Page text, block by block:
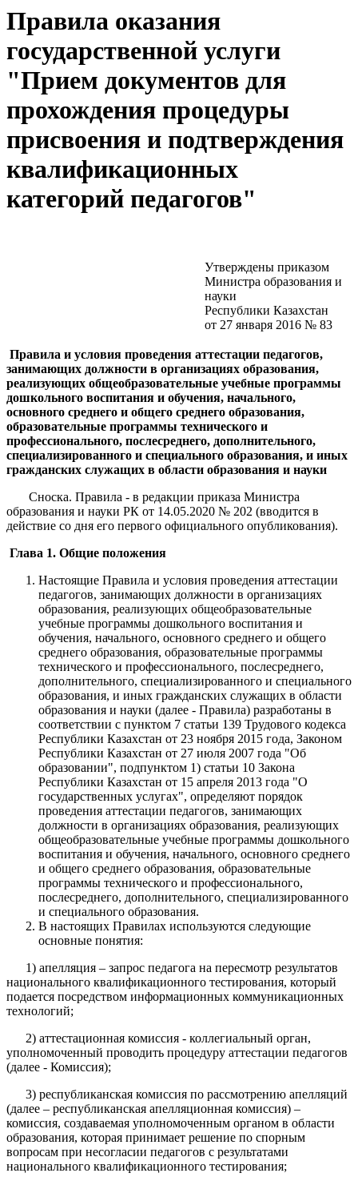
Правила оказания
государственной услуги
"Прием документов для
прохождения процедуры
присвоения и подтверждения
квалификационных
категорий педагогов"
Утверждены приказом
Министра образования и
науки
Республики Казахстан
от 27 января 2016 № 83
Правила и условия проведения аттестации педагогов,
занимающих должности в организациях образования,
реализующих общеобразовательные учебные программы
дошкольного воспитания и обучения, начального,
основного среднего и общего среднего образования,
образовательные программы технического и
профессионального, послесреднего, дополнительного,
специализированного и специального образования, и иных
гражданских служащих в области образования и науки
Сноска. Правила - в редакции приказа Министра
образования и науки РК от 14.05.2020 № 202 (вводится в
действие со дня его первого официального опубликования).
Глава 1. Общие положения
Настоящие Правила и условия проведения аттестации
педагогов, занимающих должности в организациях
образования, реализующих общеобразовательные
учебные программы дошкольного воспитания и
обучения, начального, основного среднего и общего
среднего образования, образовательные программы
технического и профессионального, послесреднего,
дополнительного, специализированного и специального
образования, и иных гражданских служащих в области
образования и науки (далее - Правила) разработаны в
соответствии с пунктом 7 статьи 139 Трудового кодекса
Республики Казахстан от 23 ноября 2015 года, Законом
Республики Казахстан от 27 июля 2007 года "Об
образовании", подпунктом 1) статьи 10 Закона
Республики Казахстан от 15 апреля 2013 года "О
государственных услугах", определяют порядок
проведения аттестации педагогов, занимающих
должности в организациях образования, реализующих
общеобразовательные учебные программы дошкольного
воспитания и обучения, начального, основного среднего
и общего среднего образования, образовательные
программы технического и профессионального,
послесреднего, дополнительного, специализированного
и специального образования.
В настоящих Правилах используются следующие
основные понятия:
1) апелляция – запрос педагога на пересмотр результатов
национального квалификационного тестирования, который
подается посредством информационных коммуникационных
технологий;
2) аттестационная комиссия - коллегиальный орган,
уполномоченный проводить процедуру аттестации педагогов
(далее - Комиссия);
3) республиканская комиссия по рассмотрению апелляций
(далее – республиканская апелляционная комиссия) –
комиссия, создаваемая уполномоченным органом в области
образования, которая принимает решение по спорным
вопросам при несогласии педагогов с результатами
национального квалификационного тестирования;